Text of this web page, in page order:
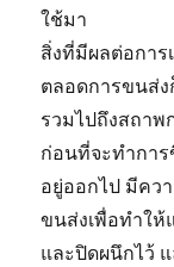
ใช้มา
สิ่งที่มีผลต่อกา
ตลอดการขนส่ง
รวมไปถึงสถาพ
ก่อนที่จะทำกา
อยู่ออกไป มีคว
ขนส่งเพื่อทำใ
และปิดผนึกไว้